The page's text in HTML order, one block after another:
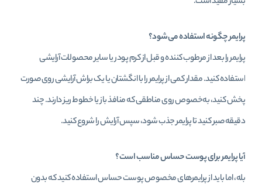
پرایمر چگونه استفاده می‌شود؟
پرایمر را بعد از مرطوب‌ کننده و قبل از کرم‌ پودر یا سایر محصولات آرایشی
استفاده کنید. مقدار کمی از پرایمر را با انگشتان یا یک براش آرایشی روی صورت
پخش کنید، به‌خصوص روی مناطقی که منافذ باز یا خطوط ریز دارند. چند
دقیقه صبر کنید تا پرایمر جذب شود، سپس آرایش را شروع کنید.
آیا پرایمر برای پوست حساس مناسب است؟
بله، اما باید از پرایمرهای مخصوص پوست حساس استفاده کنید که بدون